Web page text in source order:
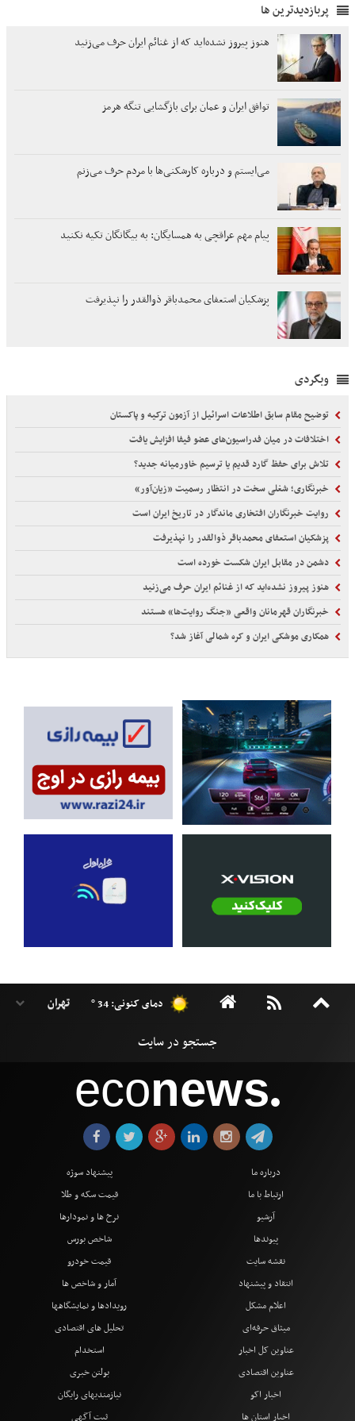
پربازدیدترین ها
هنوز پیروز نشده‌اید که از غنائم ایران حرف می‌زنید
توافق ایران و عمان برای بازگشایی تنگه هرمز
می‌ایستم و درباره کارشکنی‌ها با مردم حرف می‌زنم
پیام مهم عراقچی به همسایگان: به بیگانگان تکیه نکنید
پزشکیان استعفای محمدباقر ذوالقدر را نپذیرفت
وبگردی
توضیح مقام سابق اطلاعات اسرائیل از آزمون ترکیه و پاکستان
اختلافات در میان فدراسیون‌های عضو فیفا افزایش یافت
تلاش برای حفظ گارد قدیم یا ترسیم خاورمیانه جدید؟
خبرنگاری؛ شغلی سخت در انتظار رسمیت «زیان‌آور»
روایت خبرنگاران افتخاری ماندگار در تاریخ ایران است
پزشکیان استعفای محمدباقر ذوالقدر را نپذیرفت
دشمن در مقابل ایران شکست خورده است
هنوز پیروز نشده‌اید که از غنائم ایران حرف می‌زنید
خبرنگاران قهرمانان واقعی «جنگ روایت‌ها» هستند
همکاری موشکی ایران و کره شمالی آغاز شد؟
دمای کنونی: 34 °
econews●
درباره ما
ارتباط با ما
آرشیو
پیوندها
نقشه سایت
انتقاد و پیشنهاد
اعلام مشکل
میثاق حرفه‌ای
پیشنهاد سوژه
قیمت سکه و طلا
نرخ ها و نمودارها
شاخص بورس
قیمت خودرو
آمار و شاخص ها
رویدادها و نمایشگاهها
تحلیل های اقتصادی
عناوین کل اخبار
عناوین اقتصادی
اخبار اکو
اخبار استان ها
استخدام
بولتن خبری
نیازمندیهای رایگان
ثبت آگهی